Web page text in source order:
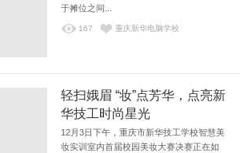
于摊位之间...
167 重庆新华电脑学校
轻扫娥眉 “妆”点芳华，点亮新
华技工时尚星光
12月3日下午，重庆市新华技工学校智慧美
妆实训室内首届校园美妆大赛决赛正在如